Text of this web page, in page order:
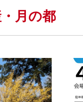
月の都